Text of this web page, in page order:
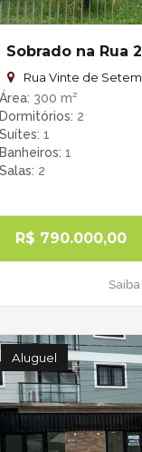
Sobrado na Rua
Rua Vinte de
Área 300 m²
Dormitórios 2
Suítes 1
Banheiros 1
Salas 2
R$ 790.000,00
Aluguel